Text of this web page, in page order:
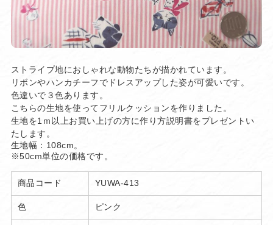
ストライプ地におしゃれな動物たちが描かれています。
リボンやハンカチーフでドレスアップした姿が可愛いです。
色違いで３色あります。
こちらの生地を使ってフリルクッションを作りました。
生地を1ｍ以上お買い上げの方に作り方説明書をプレゼントい
たします。
生地幅：108cm。
※50cm単位の価格です。
商品コード YUWA-413
色 ピンク